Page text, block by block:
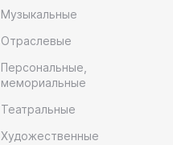
Музыкальные
Отраслевые
Персональные,
мемориальные
Театральные
Художественные